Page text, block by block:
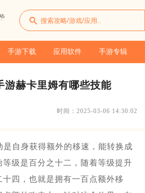
手游下载 应用软件 手游专辑
游赫卡里姆有哪些技能
时间：2025-03-06 14:30:02
是自身获得额外的移速，能转换成
级是百分之十二，随着等级提升
四，也就是拥有一百点额外移